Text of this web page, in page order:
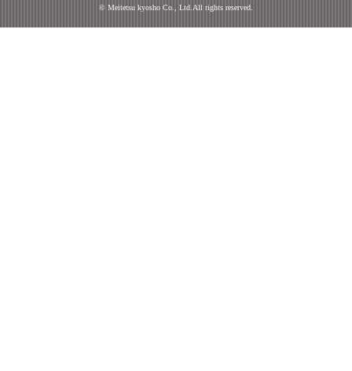
© Meitetsu kyosho Co., Ltd.All rights reserved.